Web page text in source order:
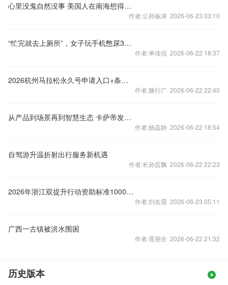
心里没鬼自然没事 美国人在南海想得太多了
作者:公孙振涛 2026-06-23 03:10
“忙完就去上厕所”，女子玩手机憋尿3小时黄体破裂出血
作者:单佳信 2026-06-22 18:37
2026杭州马拉松永久号申请入口+条件+时间
作者:滕行广 2026-06-22 22:40
从产品到场景再到智慧生态 卡萨帝发布高端智慧生态战略
作者:杨蕊静 2026-06-22 18:54
自驾游升温折射出行服务新机遇
作者:长孙芸飘 2026-06-22 22:23
2026年浙江双提升行动资助标准1000元+名额
作者:刘友霞 2026-06-23 05:11
广西一古镇被洪水围困
作者:胥朋全 2026-06-22 21:32
历史版本